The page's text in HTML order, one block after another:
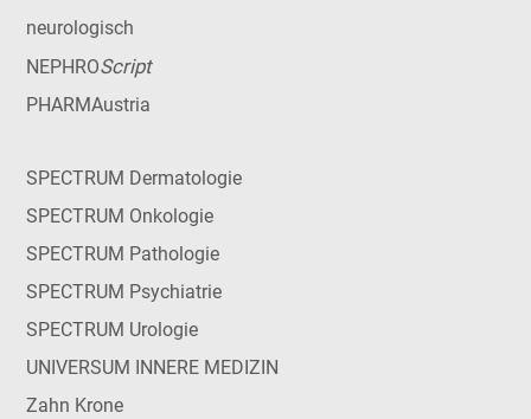
neurologisch
NEPHROScript
PHARMAustria
SPECTRUM Dermatologie
SPECTRUM Onkologie
SPECTRUM Pathologie
SPECTRUM Psychiatrie
SPECTRUM Urologie
UNIVERSUM INNERE MEDIZIN
Zahn Krone